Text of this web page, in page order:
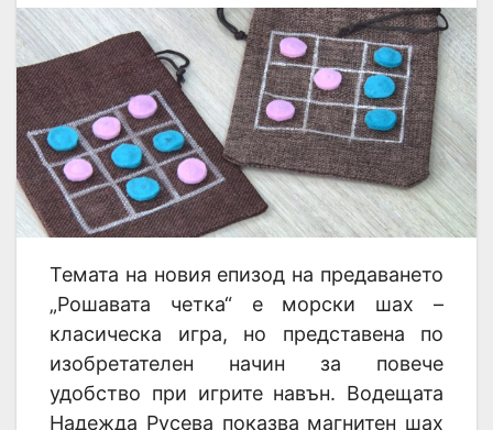
Темата на новия епизод на предаването
„Рошавата четка“ е морски шах –
класическа игра, но представена по
изобретателен начин за повече
удобство при игрите навън. Водещата
Надежда Русева показва магнитен шах